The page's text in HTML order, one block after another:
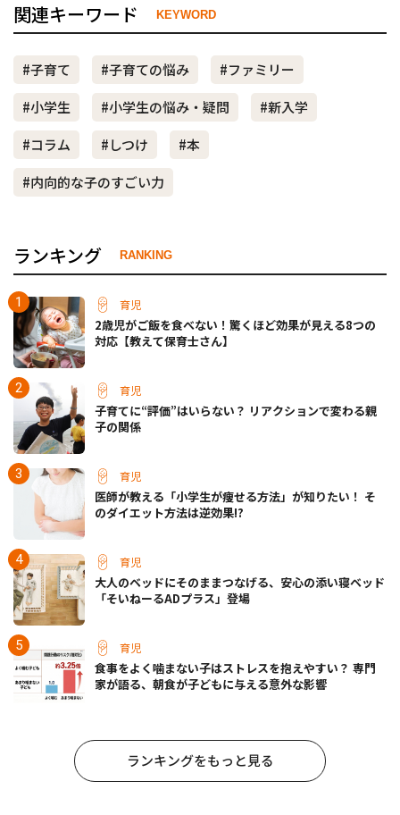
関連キーワード KEYWORD
#子育て #子育ての悩み
#ファミリー
#小学生
#小学生の悩み・疑問
#新入学
#コラム
#しつけ
#本
#内向的な子のすごい力
ランキング RANKING
育児
2歳児がご飯を食べない！驚くほど効果が見える8つの
対応【教えて保育士さん】
育児
子育てに“評価”はいらない？ リアクションで変わる親
子の関係
育児
医師が教える「小学生が痩せる方法」が知りたい！ そ
のダイエット方法は逆効果!?
育児
大人のベッドにそのままつなげる、安心の添い寝ベッド
「そいねーるADプラス」登場
育児
食事をよく噛まない子はストレスを抱えやすい？ 専門
家が語る、朝食が子どもに与える意外な影響
ランキングをもっと見る